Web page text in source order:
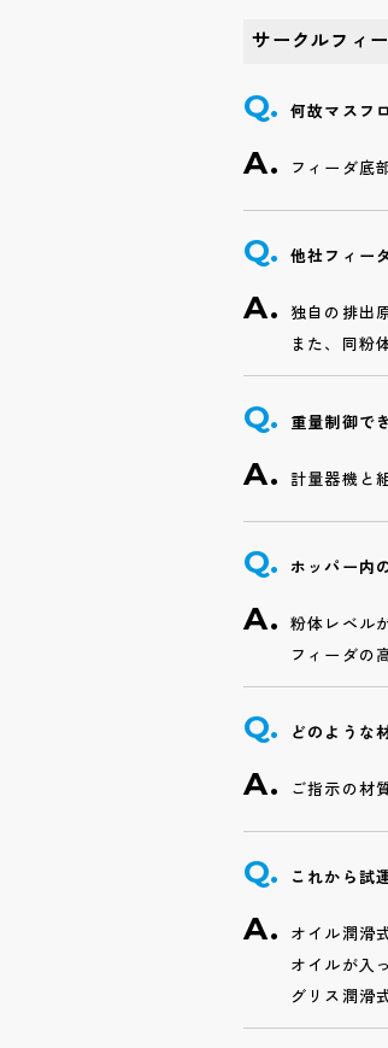
サークルフィ
何故マスフ
フィーダ底
他社フィー
独自の排出
また、同粉
重量制御で
計量器機と
ホッパー内
粉体レベル
フィーダの
どのような
ご指示の材
これから試
オイル潤滑
オイルが入
グリス潤滑